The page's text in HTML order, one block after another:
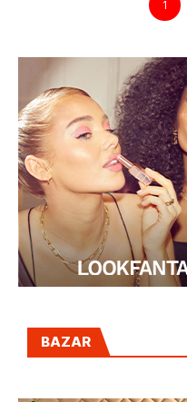
1
BAZAR